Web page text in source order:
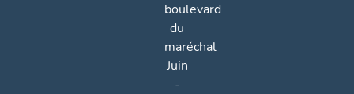
boulevard
du
maréchal
Juin
-